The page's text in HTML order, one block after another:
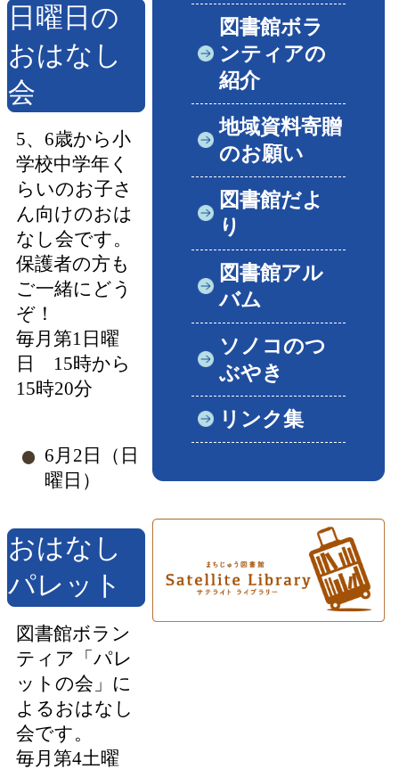
日曜日の
おはなし
会
5、6歳から小
学校中学年く
らいのお子さ
ん向けのおは
なし会です。
保護者の方も
ご一緒にどう
ぞ！
毎月第1日曜
日 15時から
15時20分
6月2日（日
曜日）
おはなし
パレット
図書館ボラン
ティア「パレ
ットの会」に
よるおはなし
会です。
毎月第4土曜
図書館ボラ
ンティアの
紹介
地域資料寄贈
のお願い
図書館だよ
り
図書館アル
バム
ソノコのつ
ぶやき
リンク集